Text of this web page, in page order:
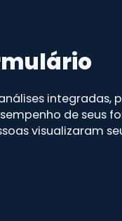
integradas,
de seus
visualizaram